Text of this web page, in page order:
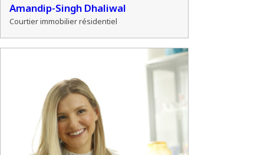
Amandip-Singh Dhaliwal
Courtier immobilier résidentiel